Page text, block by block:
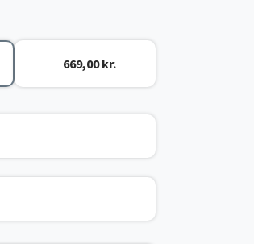
669,00 kr.